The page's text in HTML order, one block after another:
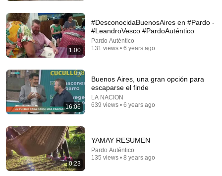
If You Have Green Eyes — DNA Finally Revealed
Where They Really Come From
Asian Ancestry • 513K views
1:00
#DesconocidaBuenosAires en #Pardo -
#LeandroVesco #PardoAuténtico
Pardo Auténtico
131 views • 6 years ago
16:06
Buenos Aires, una gran opción para
escaparse el finde
LA NACION
639 views • 6 years ago
0:23
YAMAY RESUMEN
Pardo Auténtico
135 views • 8 years ago